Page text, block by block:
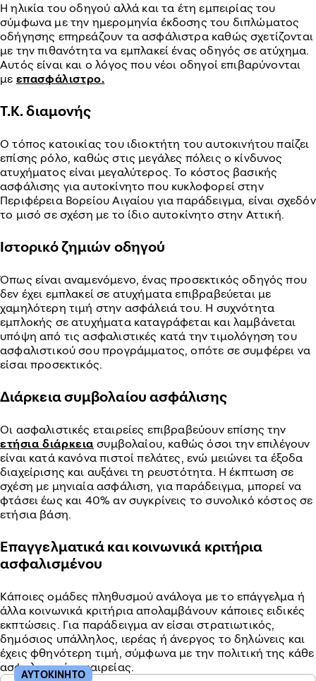
Η ηλικία του οδηγού αλλά και τα έτη εμπειρίας του
σύμφωνα με την ημερομηνία έκδοσης του διπλώματος
οδήγησης επηρεάζουν τα ασφάλιστρα καθώς σχετίζονται
με την πιθανότητα να εμπλακεί ένας οδηγός σε ατύχημα.
Αυτός είναι και ο λόγος που νέοι οδηγοί επιβαρύνονται
με επασφάλιστρο.
Τ.Κ. διαμονής
Ο τόπος κατοικίας του ιδιοκτήτη του αυτοκινήτου παίζει
επίσης ρόλο, καθώς στις μεγάλες πόλεις ο κίνδυνος
ατυχήματος είναι μεγαλύτερος. Το κόστος βασικής
ασφάλισης για αυτοκίνητο που κυκλοφορεί στην
Περιφέρεια Βορείου Αιγαίου για παράδειγμα, είναι σχεδόν
το μισό σε σχέση με το ίδιο αυτοκίνητο στην Αττική.
Ιστορικό ζημιών οδηγού
Όπως είναι αναμενόμενο, ένας προσεκτικός οδηγός που
δεν έχει εμπλακεί σε ατυχήματα επιβραβεύεται με
χαμηλότερη τιμή στην ασφάλειά του. Η συχνότητα
εμπλοκής σε ατυχήματα καταγράφεται και λαμβάνεται
υπόψη από τις ασφαλιστικές κατά την τιμολόγηση του
ασφαλιστικού σου προγράμματος, οπότε σε συμφέρει να
είσαι προσεκτικός.
Διάρκεια συμβολαίου ασφάλισης
Οι ασφαλιστικές εταιρείες επιβραβεύουν επίσης την
ετήσια διάρκεια συμβολαίου, καθώς όσοι την επιλέγουν
είναι κατά κανόνα πιστοί πελάτες, ενώ μειώνει τα έξοδα
διαχείρισης και αυξάνει τη ρευστότητα. Η έκπτωση σε
σχέση με μηνιαία ασφάλιση, για παράδειγμα, μπορεί να
φτάσει έως και 40% αν συγκρίνεις το συνολικό κόστος σε
ετήσια βάση.
Επαγγελματικά και κοινωνικά κριτήρια
ασφαλισμένου
Κάποιες ομάδες πληθυσμού ανάλογα με το επάγγελμα ή
άλλα κοινωνικά κριτήρια απολαμβάνουν κάποιες ειδικές
εκπτώσεις. Για παράδειγμα αν είσαι στρατιωτικός,
δημόσιος υπάλληλος, ιερέας ή άνεργος το δηλώνεις και
έχεις φθηνότερη τιμή, σύμφωνα με την πολιτική της κάθε
ασφαλιστικής εταιρείας.
ΑΥΤΟΚΙΝΗΤΟ